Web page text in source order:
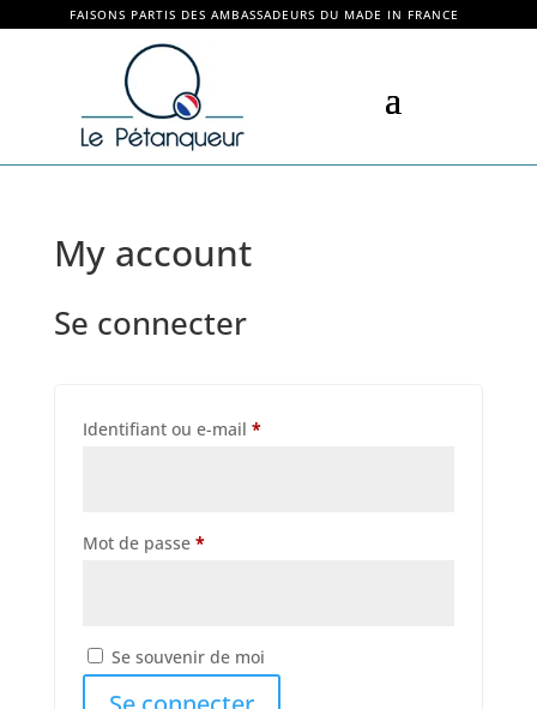
FAISONS PARTIS DES AMBASSADEURS DU MADE IN FRANCE
My account
Se connecter
Identifiant ou e-mail *Obligatoire
Mot de passe *Obligatoire
Se souvenir de moi